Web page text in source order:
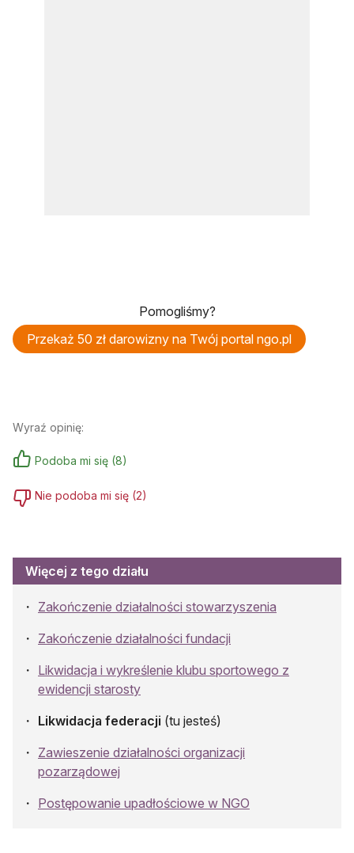
Pomogliśmy?
Przekaż 50 zł darowizny na Twój portal ngo.pl
Wyraź opinię:
Podoba mi się (8)
Nie podoba mi się (2)
Więcej z tego działu
Zakończenie działalności stowarzyszenia
Zakończenie działalności fundacji
Likwidacja i wykreślenie klubu sportowego z
ewidencji starosty
Likwidacja federacji (tu jesteś)
Zawieszenie działalności organizacji
pozarządowej
Postępowanie upadłościowe w NGO